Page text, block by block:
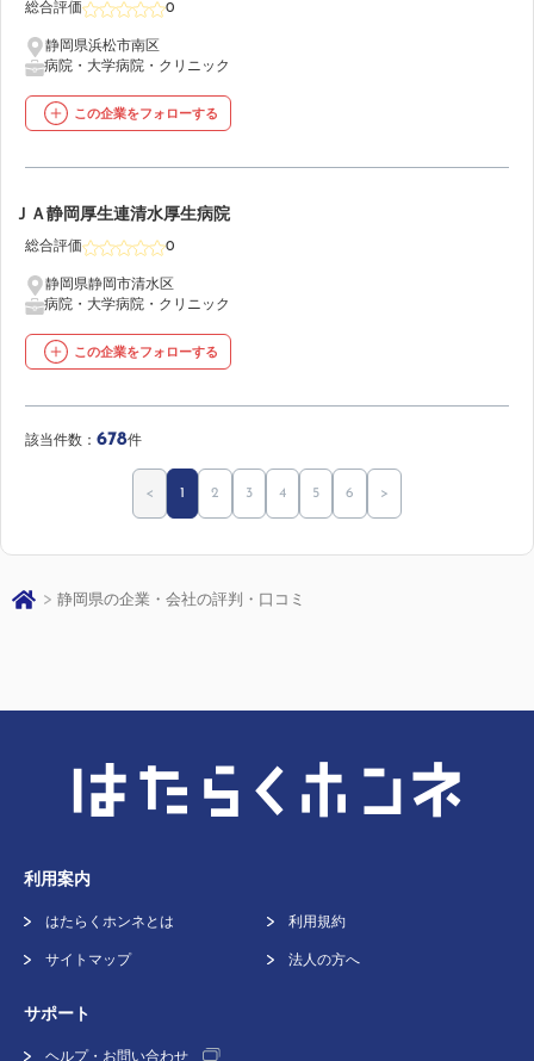
総合評価 0
静岡県浜松市南区
病院・大学病院・クリニック
この企業をフォローする
ＪＡ静岡厚生連清水厚生病院
総合評価 0
静岡県静岡市清水区
病院・大学病院・クリニック
この企業をフォローする
該当件数： 678件
< 1 2 3 4 5 6 >
静岡県の企業・会社の評判・口コミ
利用案内
はたらくホンネとは 利用規約
サイトマップ 法人の方へ
サポート
ヘルプ・お問い合わせ